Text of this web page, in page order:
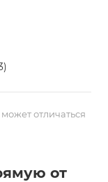
отличаться
от